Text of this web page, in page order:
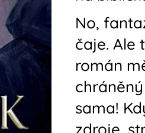
No,
čaje. Ale
román
sama!